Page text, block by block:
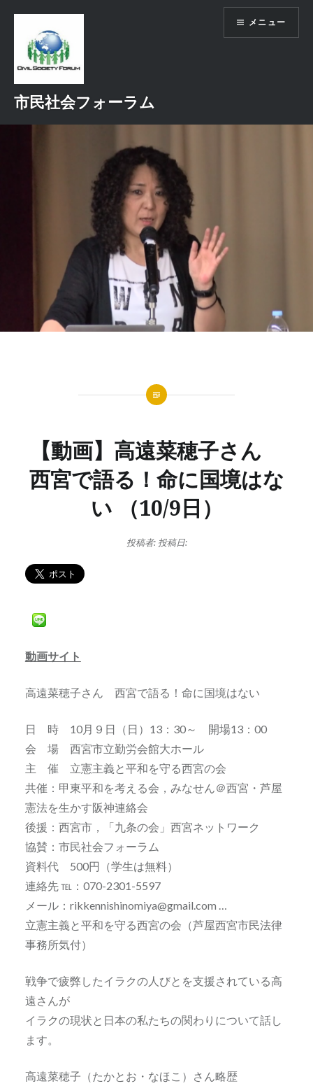
市民社会フォーラム
メニュー
【動画】高遠菜穂子さん
西宮で語る！命に国境はな
い （10/9日）
投稿者: 投稿日:
動画サイト
高遠菜穂子さん 西宮で語る！命に国境はない
日 時 10月９日（日）13：30～ 開場13：00
会 場 西宮市立勤労会館大ホール
主 催 立憲主義と平和を守る西宮の会
共催：甲東平和を考える会，みなせん＠西宮・芦屋
憲法を生かす阪神連絡会
後援：西宮市，「九条の会」西宮ネットワーク
協賛：市民社会フォーラム
資料代 500円（学生は無料）
連絡先 ℡：070-2301-5597
メール：rikkennishinomiya@gmail.com …
立憲主義と平和を守る西宮の会（芦屋西宮市民法律
事務所気付）
戦争で疲弊したイラクの人びとを支援されている高
遠さんが
イラクの現状と日本の私たちの関わりについて話し
ます。
高遠菜穂子（たかとお・なほこ）さん略歴